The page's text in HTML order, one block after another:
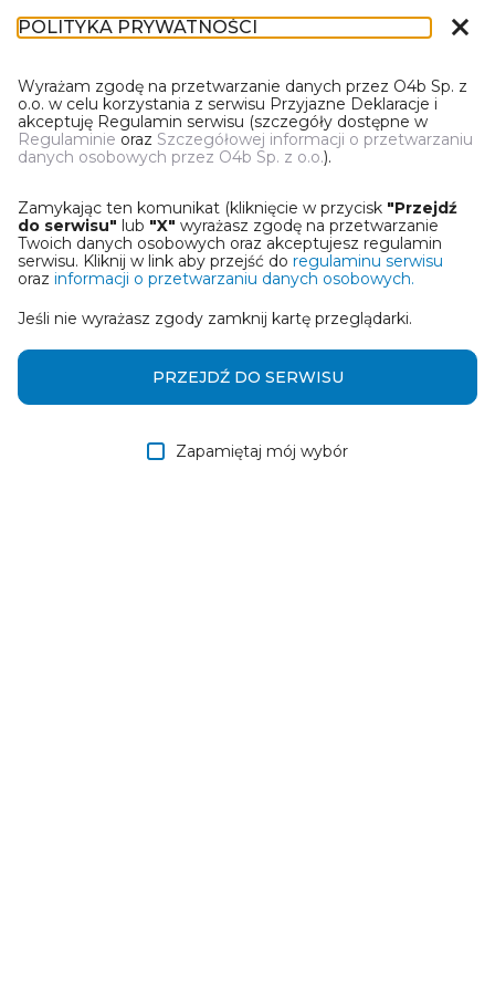
WYBIERZ JEDNĄ Z OPCJI
Wczytaj deklarację z pliku Excel
Utwórz deklarację z wykorzystaniem kreatora online
Przywróć ostatnią deklarację
Wczytaj deklarację z pliku roboczego DEK
POLITYKA PRYWATNOŚCI close
Wyrażam zgodę na przetwarzanie danych przez O4b Sp. z
o.o. w celu korzystania z serwisu Przyjazne Deklaracje i
akceptuję Regulamin serwisu (szczegóły dostępne w
Regulaminie oraz Szczegółowej informacji o przetwarzaniu
danych osobowych przez O4b Sp. z o.o.).
Zamykając ten komunikat (kliknięcie w przycisk "Przejdź
do serwisu" lub "X" wyrażasz zgodę na przetwarzanie
Twoich danych osobowych oraz akceptujesz regulamin
serwisu. Kliknij w link aby przejść do regulaminu serwisu
oraz informacji o przetwarzaniu danych osobowych.
Jeśli nie wyrażasz zgody zamknij kartę przeglądarki.
Zapamiętaj mój wybór
PRZEJDŹ DO SERWISU